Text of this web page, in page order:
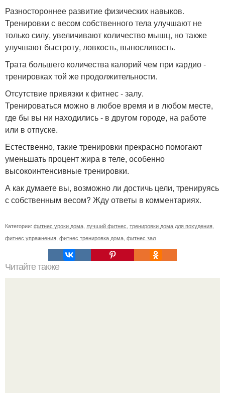
Разностороннее развитие физических навыков.
Тренировки с весом собственного тела улучшают не
только силу, увеличивают количество мышц, но также
улучшают быстроту, ловкость, выносливость.
Трата большего количества калорий чем при кардио -
тренировках той же продолжительности.
Отсутствие привязки к фитнес - залу.
Тренироваться можно в любое время и в любом месте,
где бы вы ни находились - в другом городе, на работе
или в отпуске.
Естественно, такие тренировки прекрасно помогают
уменьшать процент жира в теле, особенно
высокоинтенсивные тренировки.
А как думаете вы, возможно ли достичь цели, тренируясь
с собственным весом? Жду ответы в комментариях.
Категории: фитнес уроки дома лучший фитнес тренировки дома для похудения
фитнес упражнения фитнес тренировка дома фитнес зал
Читайте также